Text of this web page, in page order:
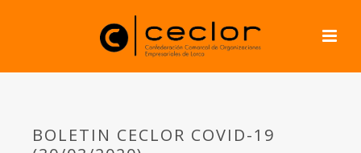
BOLETIN CECLOR COVID-19